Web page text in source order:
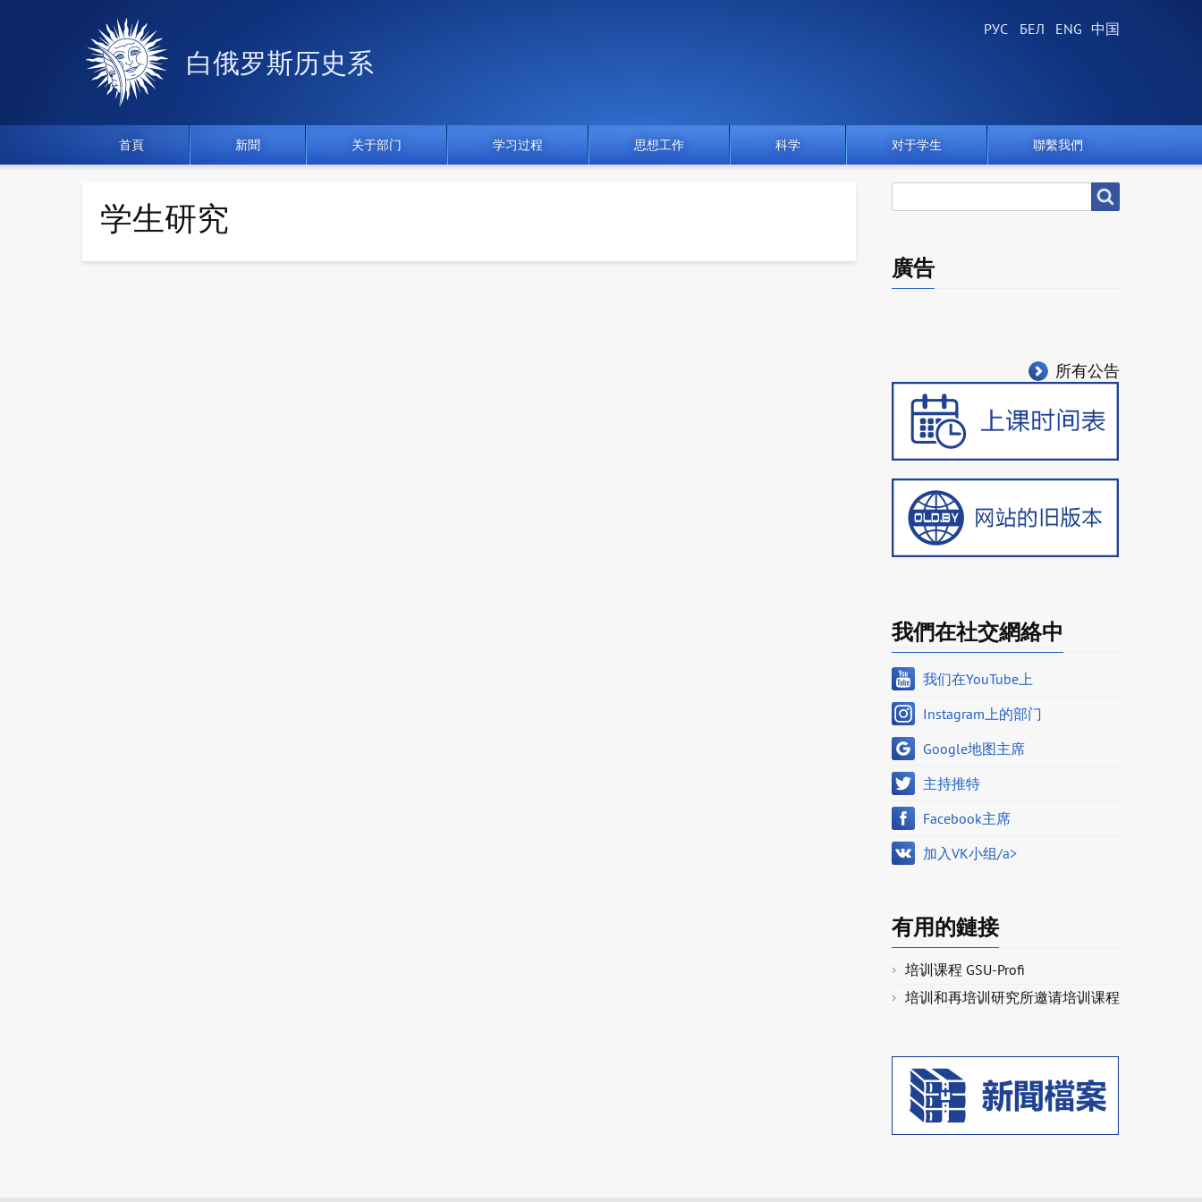
白俄罗斯历史系
首頁 新聞 关于部门 学习过程 思想工作 科学 对于学生 聯繫我們
学生研究
尋
廣告
所有公告
我們在社交網絡中
我们在YouTube上
Instagram上的部门
Google地图主席
主持推特
Facebook主席
加入VK小组/a>
有用的鏈接
培训课程 GSU-Profi
培训和再培训研究所邀请培训课程